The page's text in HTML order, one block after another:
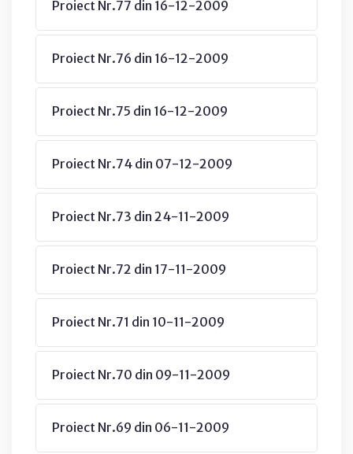
Proiect Nr.77 din 16-12-2009
Proiect Nr.76 din 16-12-2009
Proiect Nr.75 din 16-12-2009
Proiect Nr.74 din 07-12-2009
Proiect Nr.73 din 24-11-2009
Proiect Nr.72 din 17-11-2009
Proiect Nr.71 din 10-11-2009
Proiect Nr.70 din 09-11-2009
Proiect Nr.69 din 06-11-2009